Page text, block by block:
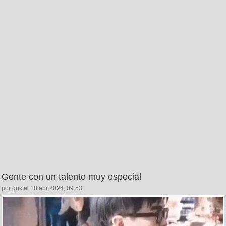
Gente con un talento muy especial
por guk el 18 abr 2024, 09:53